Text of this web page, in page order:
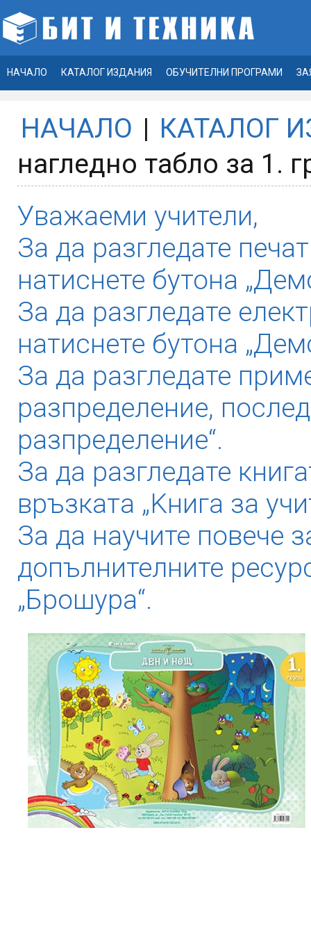
НАЧАЛО КАТАЛОГ ИЗДАНИЯ ОБУЧИТЕЛНИ ПРОГРАМИ
НАЧАЛО | КАТАЛОГ
нагледно табло за 1.
Уважаеми учители,
За да разгледате
натиснете бутона
За да разгледате
натиснете бутона
За да разгледате
разпределение,
разпределение“.
За да разгледате
връзката „Kнига за
За да научите повече
допълнителните
„Брошура“.